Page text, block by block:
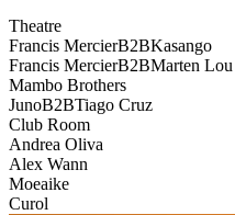
Theatre
Francis MercierB2BKasango
Francis MercierB2BMarten Lou
Mambo Brothers
JunoB2BTiago Cruz
Club Room
Andrea Oliva
Alex Wann
Moeaike
Curol